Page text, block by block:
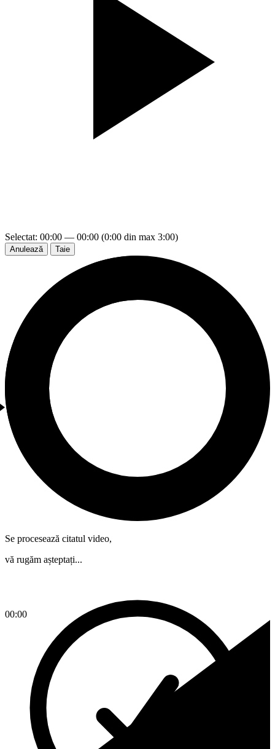
00:00
Selectat: 00:00 — 00:00 (0:00 din max 3:00)
Anulează Taie
Se procesează citatul video,
vă rugăm așteptați...